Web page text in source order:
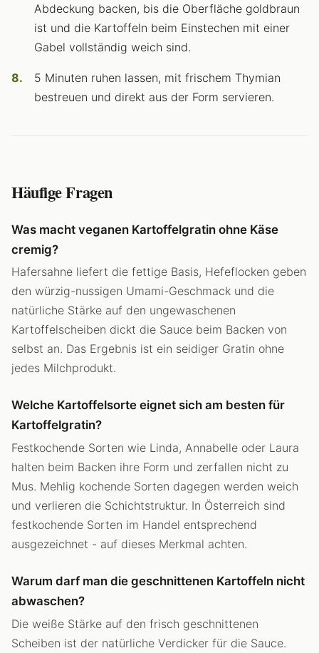
Abdeckung backen, bis die Oberfläche goldbraun
ist und die Kartoffeln beim Einstechen mit einer
Gabel vollständig weich sind.
5 Minuten ruhen lassen, mit frischem Thymian
bestreuen und direkt aus der Form servieren.
Häufige Fragen
Was macht veganen Kartoffelgratin ohne Käse
cremig?
Hafersahne liefert die fettige Basis, Hefeflocken geben
den würzig-nussigen Umami-Geschmack und die
natürliche Stärke auf den ungewaschenen
Kartoffelscheiben dickt die Sauce beim Backen von
selbst an. Das Ergebnis ist ein seidiger Gratin ohne
jedes Milchprodukt.
Welche Kartoffelsorte eignet sich am besten für
Kartoffelgratin?
Festkochende Sorten wie Linda, Annabelle oder Laura
halten beim Backen ihre Form und zerfallen nicht zu
Mus. Mehlig kochende Sorten dagegen werden weich
und verlieren die Schichtstruktur. In Österreich sind
festkochende Sorten im Handel entsprechend
ausgezeichnet - auf dieses Merkmal achten.
Warum darf man die geschnittenen Kartoffeln nicht
abwaschen?
Die weiße Stärke auf den frisch geschnittenen
Scheiben ist der natürliche Verdicker für die Sauce.